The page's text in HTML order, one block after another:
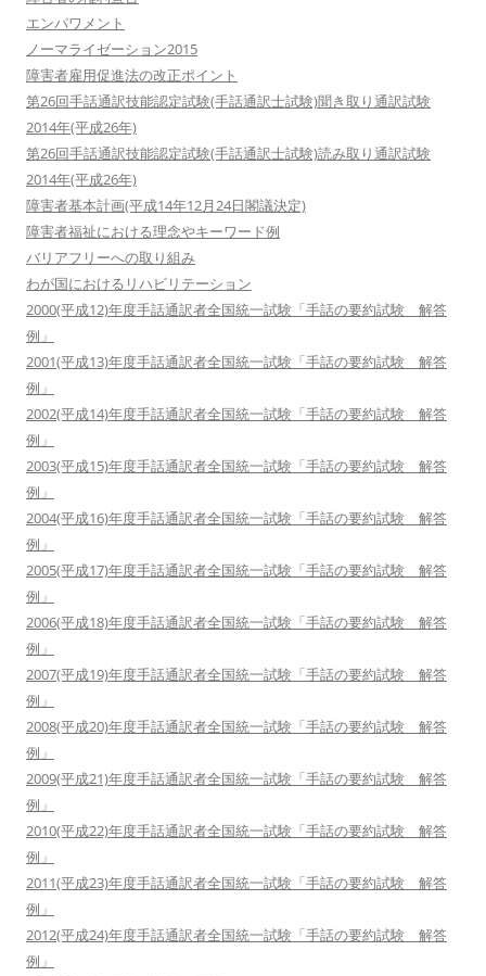
エンパワメント
ノーマライゼーション2015
障害者雇用促進法の改正ポイント
第26回手話通訳技能認定試験(手話通訳士試験)聞き取り通訳試験
2014年(平成26年)
第26回手話通訳技能認定試験(手話通訳士試験)読み取り通訳試験
2014年(平成26年)
障害者基本計画(平成14年12月24日閣議決定)
障害者福祉における理念やキーワード例
バリアフリーへの取り組み
わが国におけるリハビリテーション
2000(平成12)年度手話通訳者全国統一試験「手話の要約試験 解答
例」
2001(平成13)年度手話通訳者全国統一試験「手話の要約試験 解答
例」
2002(平成14)年度手話通訳者全国統一試験「手話の要約試験 解答
例」
2003(平成15)年度手話通訳者全国統一試験「手話の要約試験 解答
例」
2004(平成16)年度手話通訳者全国統一試験「手話の要約試験 解答
例」
2005(平成17)年度手話通訳者全国統一試験「手話の要約試験 解答
例」
2006(平成18)年度手話通訳者全国統一試験「手話の要約試験 解答
例」
2007(平成19)年度手話通訳者全国統一試験「手話の要約試験 解答
例」
2008(平成20)年度手話通訳者全国統一試験「手話の要約試験 解答
例」
2009(平成21)年度手話通訳者全国統一試験「手話の要約試験 解答
例」
2010(平成22)年度手話通訳者全国統一試験「手話の要約試験 解答
例」
2011(平成23)年度手話通訳者全国統一試験「手話の要約試験 解答
例」
2012(平成24)年度手話通訳者全国統一試験「手話の要約試験 解答
例」